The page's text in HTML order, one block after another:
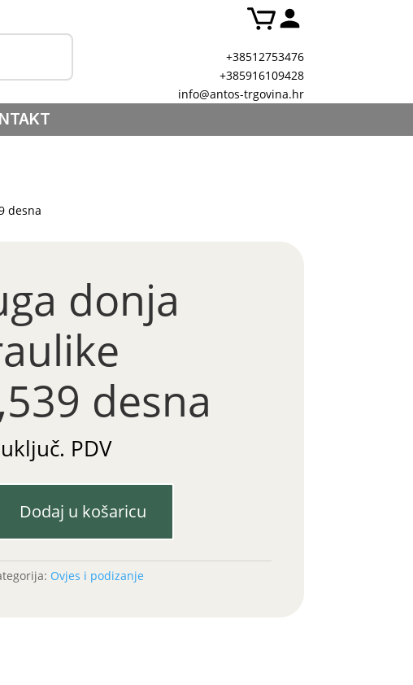
+38512753476
+385916109428
info@antos-trgovina.hr
desna
donja
desna
uključ. PDV
Dodaj u košaricu
Ovjes i podizanje